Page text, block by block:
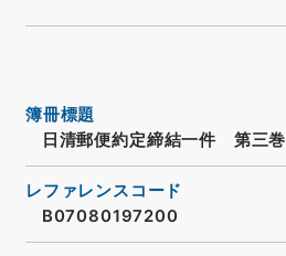
簿冊標題
日清郵便約定締結一件 第三巻
レファレンスコード
B07080197200